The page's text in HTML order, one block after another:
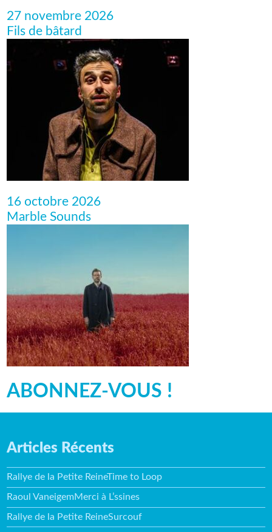
27 novembre 2026
Fils de bâtard
16 octobre 2026
Marble Sounds
ABONNEZ-VOUS !
Articles Récents
Rallye de la Petite ReineTime to Loop
Raoul VaneigemMerci à L’ssines
Rallye de la Petite ReineSurcouf